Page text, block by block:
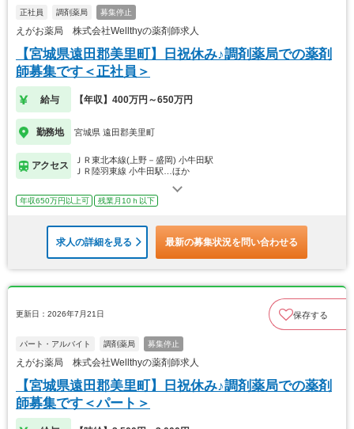
正社員 調剤薬局 募集停止
えがお薬局 株式会社Wellthyの薬剤師求人
【宮城県遠田郡美里町】日祝休み♪調剤薬局での薬剤
師募集です＜正社員＞
給与 【年収】400万円～650万円
勤務地 宮城県 遠田郡美里町
アクセス
ＪＲ東北本線(上野－盛岡) 小牛田駅
ＪＲ陸羽東線 小牛田駅…ほか
年収650万円以上可 残業月10ｈ以下
求人の詳細を見る 最新の募集状況を問い合わせる
更新日：2026年7月21日 保存する
パート・アルバイト 調剤薬局 募集停止
えがお薬局 株式会社Wellthyの薬剤師求人
【宮城県遠田郡美里町】日祝休み♪調剤薬局での薬剤
師募集です＜パート＞